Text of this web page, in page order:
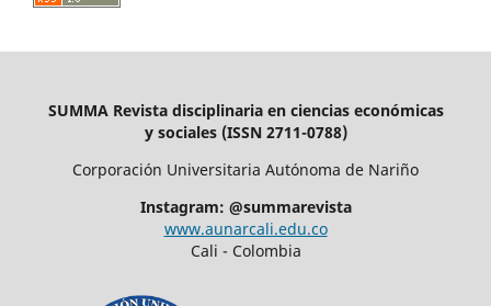
SUMMA Revista disciplinaria en ciencias económicas
y sociales (ISSN 2711-0788)
Corporación Universitaria Autónoma de Nariño
Instagram: @summarevista
www.aunarcali.edu.co
Cali - Colombia